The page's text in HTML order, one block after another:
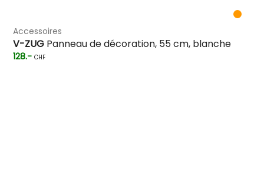
Accessoires
V-ZUG Panneau de décoration, 55 cm, blanche
128.- CHF